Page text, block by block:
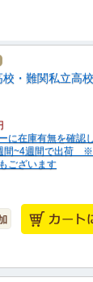
校・難関私立高
に在庫有無を確認
間~4週間で出荷 ※
ございます